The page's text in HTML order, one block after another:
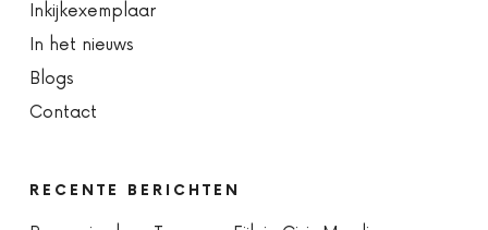
Inkijkexemplaar
In het nieuws
Blogs
Contact
RECENTE BERICHTEN